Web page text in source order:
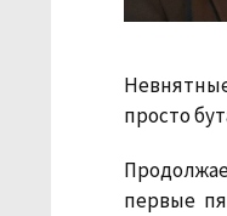
просто
первые